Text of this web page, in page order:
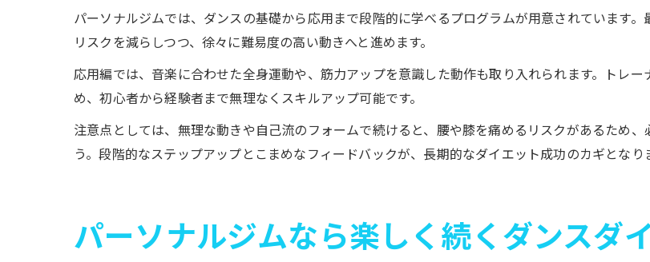
パーソナルジムでは、ダンスの基礎から応用まで段階的に学べるプログラムが用意されています
リスクを減らしつつ、徐々に難易度の高い動きへと進めます。
応用編では、音楽に合わせた全身運動や、筋力アップを意識した動作も取り入れられます。トレ
め、初心者から経験者まで無理なくスキルアップ可能です。
注意点としては、無理な動きや自己流のフォームで続けると、腰や膝を痛めるリスクがあるため
う。段階的なステップアップとこまめなフィードバックが、長期的なダイエット成功のカギとなり
パーソナルジムなら楽しく続くダンスダ